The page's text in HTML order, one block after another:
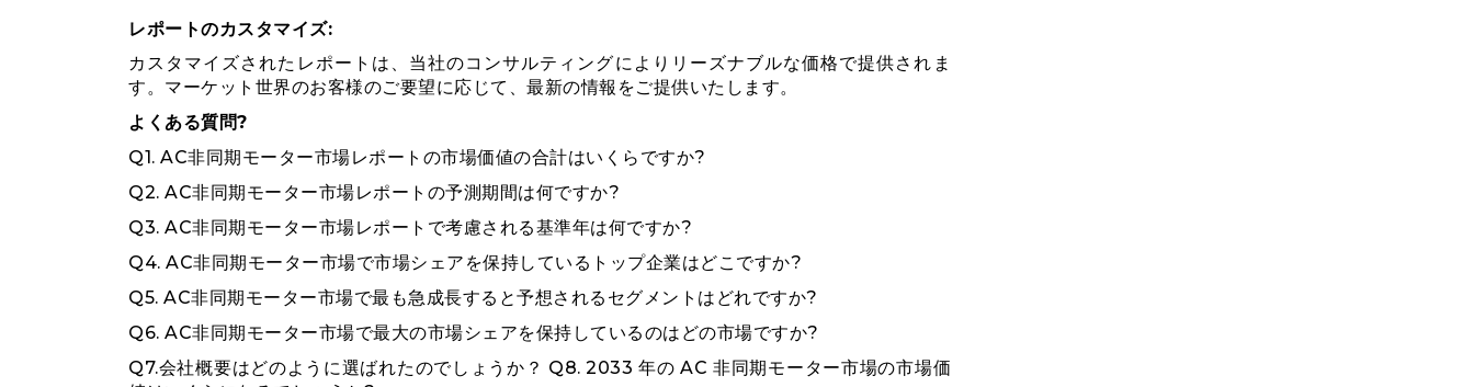
レポートのカスタマイズ:
カスタマイズされたレポートは、当社のコンサルティングによりリーズナブルな価格で提供されま
す。マーケット世界のお客様のご要望に応じて、最新の情報をご提供いたします。
よくある質問?
Q1. AC非同期モーター市場レポートの市場価値の合計はいくらですか?
Q2. AC非同期モーター市場レポートの予測期間は何ですか?
Q3. AC非同期モーター市場レポートで考慮される基準年は何ですか?
Q4. AC非同期モーター市場で市場シェアを保持しているトップ企業はどこですか?
Q5. AC非同期モーター市場で最も急成長すると予想されるセグメントはどれですか?
Q6. AC非同期モーター市場で最大の市場シェアを保持しているのはどの市場ですか?
Q7.会社概要はどのように選ばれたのでしょうか？ Q8. 2033 年の AC 非同期モーター市場の市場価